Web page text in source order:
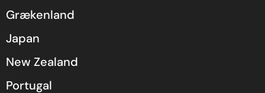
Grækenland
Japan
New Zealand
Portugal